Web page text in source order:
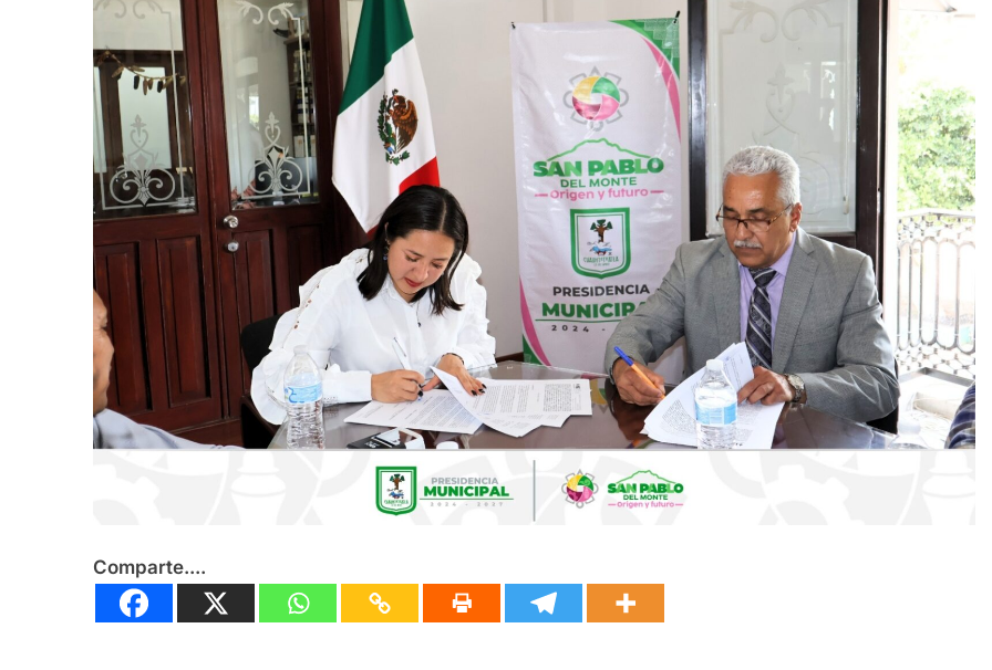
César Gastélum es asesinado durante una transmisión en vido en Sinaloa
Agosto 6, 2026
En Tailandia un futbolista muere tras ser alcanzado por un rayo durante un
Agosto 6, 2026
Comparte....